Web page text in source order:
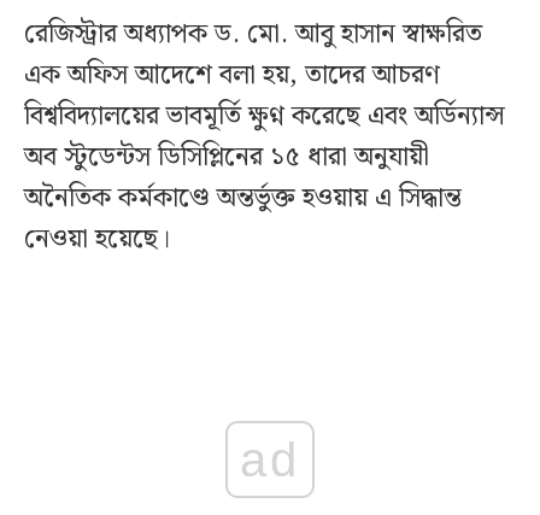
রেজিস্ট্রার অধ্যাপক ড. মো. আবু হাসান স্বাক্ষরিত
এক অফিস আদেশে বলা হয়, তাদের আচরণ
বিশ্ববিদ্যালয়ের ভাবমূর্তি ক্ষুণ্ন করেছে এবং অর্ডিন্যান্স
অব স্টুডেন্টস ডিসিপ্লিনের ১৫ ধারা অনুযায়ী
অনৈতিক কর্মকাণ্ডে অন্তর্ভুক্ত হওয়ায় এ সিদ্ধান্ত
নেওয়া হয়েছে।
ad